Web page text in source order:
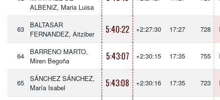
ALBENIZ, Maria Luisa
63
BALTASAR
FERNANDEZ, Aitziber
5:40:22 +2:27:30 17:27 728
64
BARRENO MARTO,
Miren Begoña
5:43:07 +2:30:15 17:35 755
65
SÁNCHEZ SÁNCHEZ,
María Isabel
5:43:08 +2:30:16 17:35 723